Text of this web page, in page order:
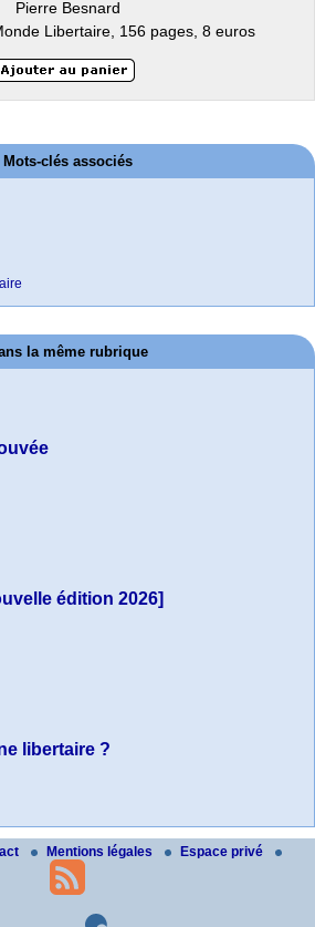
Pierre Besnard
Libertaire, 156 pages, 8 euros
Mots-clés associés
la même rubrique
édition 2026]
libertaire ?
Mentions légales Espace privé